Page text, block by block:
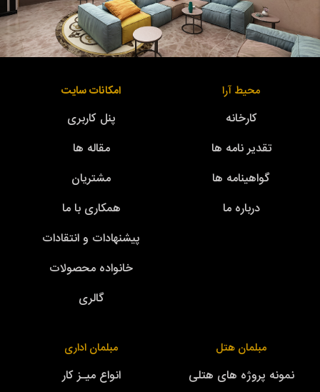
محیط آرا
کارخانه
تقدیر نامه ها
گواهینامه ها
درباره ما
امکانات سایت
پنل کاربری
مقاله ها
مشتریان
همکاری با ما
پیشنهادات و انتقادات
خانواده محصولات
گالری
مبلمان هتل
نمونه پروژه های هتلی
مبلمان اداری
انواع میـز کار